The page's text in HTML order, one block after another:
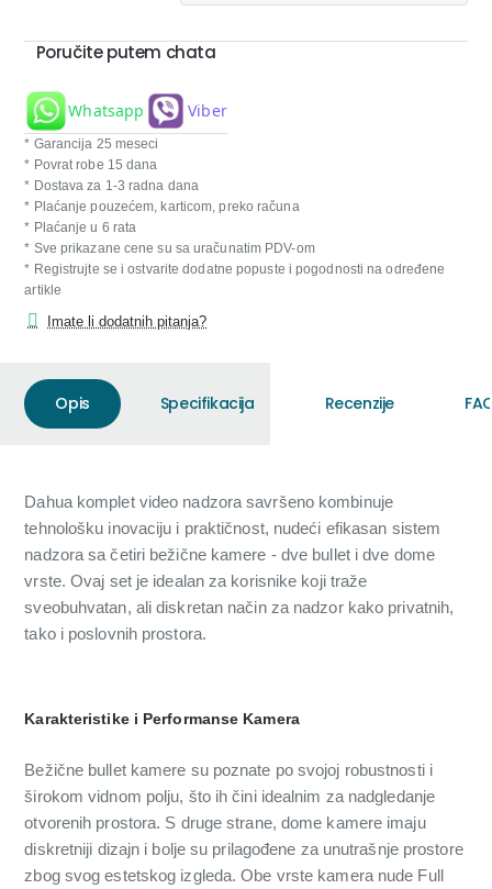
Poručite putem chata
Whatsapp Viber
* Garancija 25 meseci
* Povrat robe 15 dana
* Dostava za 1-3 radna dana
* Plaćanje pouzećem, karticom, preko računa
* Plaćanje u 6 rata
* Sve prikazane cene su sa uračunatim PDV-om
* Registrujte se i ostvarite dodatne popuste i pogodnosti na određene
artikle
Imate li dodatnih pitanja?
Opis Specifikacija Recenzije
Dahua komplet video nadzora savršeno kombinuje
tehnološku inovaciju i praktičnost, nudeći efikasan sistem
nadzora sa četiri bežične kamere - dve bullet i dve dome
vrste. Ovaj set je idealan za korisnike koji traže
sveobuhvatan, ali diskretan način za nadzor kako privatnih,
tako i poslovnih prostora.
Karakteristike i Performanse Kamera
Bežične bullet kamere su poznate po svojoj robustnosti i
širokom vidnom polju, što ih čini idealnim za nadgledanje
otvorenih prostora. S druge strane, dome kamere imaju
diskretniji dizajn i bolje su prilagođene za unutrašnje prostore
zbog svog estetskog izgleda. Obe vrste kamera nude Full